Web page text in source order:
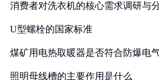
消费者对洗衣机的核心需求调研与
U型螺栓的国家标准
煤矿用电热取暖器是否符合防爆电
照明母线槽的主要作用是什么